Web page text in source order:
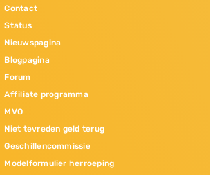
Contact
Status
Nieuwspagina
Blogpagina
Forum
Affiliate programma
MVO
Niet tevreden geld terug
Geschillencommissie
Modelformulier herroeping